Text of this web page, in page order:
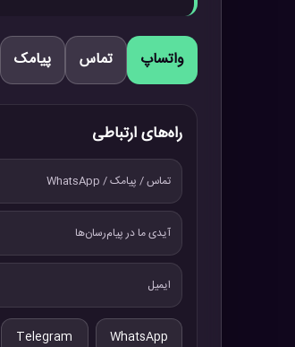
واتساپ تماس پیامک
راه‌های ارتباطی
تماس / پیامک / WhatsApp
آیدی ما در پیام‌رسان‌ها
ایمیل
WhatsApp
Telegram